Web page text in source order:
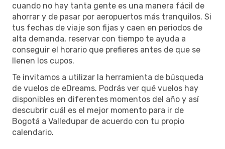
cuando no hay tanta gente es una manera fácil de
ahorrar y de pasar por aeropuertos más tranquilos. Si
tus fechas de viaje son fijas y caen en periodos de
alta demanda, reservar con tiempo te ayuda a
conseguir el horario que prefieres antes de que se
llenen los cupos.
Te invitamos a utilizar la herramienta de búsqueda
de vuelos de eDreams. Podrás ver qué vuelos hay
disponibles en diferentes momentos del año y así
descubrir cuál es el mejor momento para ir de
Bogotá a Valledupar de acuerdo con tu propio
calendario.